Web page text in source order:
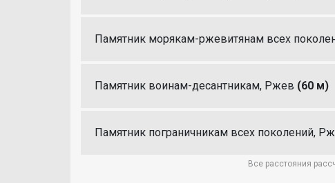
Памятник морякам-ржевитянам всех
Памятник воинам-десантникам, Ржев (60 м)
Памятник пограничникам всех поколений,
Все расстояния